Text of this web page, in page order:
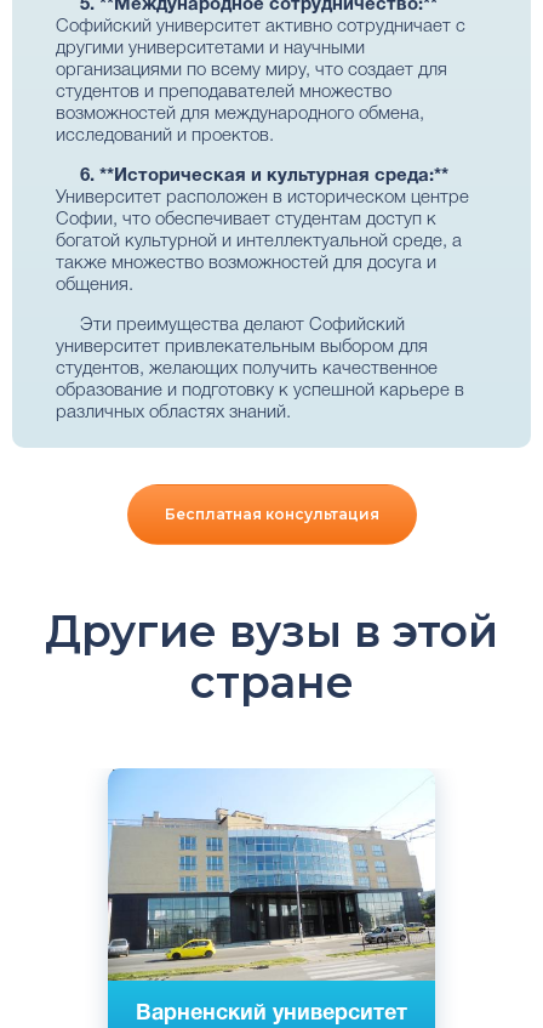
5. **Международное сотрудничество:**
Софийский университет активно сотрудничает с
другими университетами и научными
организациями по всему миру, что создает для
студентов и преподавателей множество
возможностей для международного обмена,
исследований и проектов.
6. **Историческая и культурная среда:**
Университет расположен в историческом центре
Софии, что обеспечивает студентам доступ к
богатой культурной и интеллектуальной среде, а
также множество возможностей для досуга и
общения.
Эти преимущества делают Софийский
университет привлекательным выбором для
студентов, желающих получить качественное
образование и подготовку к успешной карьере в
различных областях знаний.
Бесплатная консультация
Другие вузы в этой
стране
Варненский университет
Английский
Частный